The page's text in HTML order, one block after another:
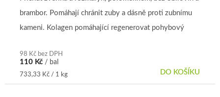
98 Kč bez DPH
110 Kč / bal
Měrná
cena:
733,33 Kč / 1 kg DO KOŠÍKU
brambor. Pomáhají chránit zuby a dásně proti zubnímu
kameni. Kolagen pomáhající regenerovat pohybový